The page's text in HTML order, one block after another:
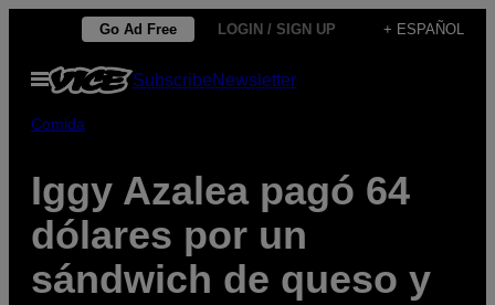
contenido
Go Ad Free LOGIN / SIGN UP + ESPAÑOL
Abrir
Menú
SubscribeNewsletter
Comida
Iggy Azalea pagó 64
dólares por un
sándwich de queso y